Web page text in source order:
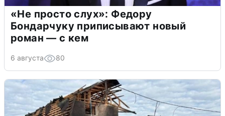
«Не просто слух»: Федору
Бондарчуку приписывают новый
роман — с кем
6 августа 80